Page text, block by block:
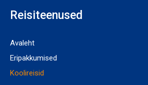
Reisiteenused
Avaleht
Eripakkumised
Koolireisid